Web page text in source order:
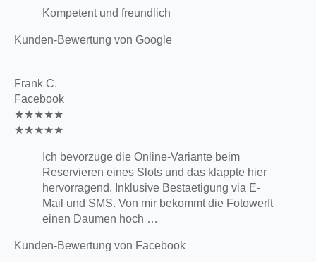
Kompetent und freundlich
Kunden-Bewertung von Google
Frank C.
Facebook
★★★★★
★★★★★
Ich bevorzuge die Online-Variante beim
Reservieren eines Slots und das klappte hier
hervorragend. Inklusive Bestaetigung via E-
Mail und SMS. Von mir bekommt die Fotowerft
einen Daumen hoch …
Kunden-Bewertung von Facebook